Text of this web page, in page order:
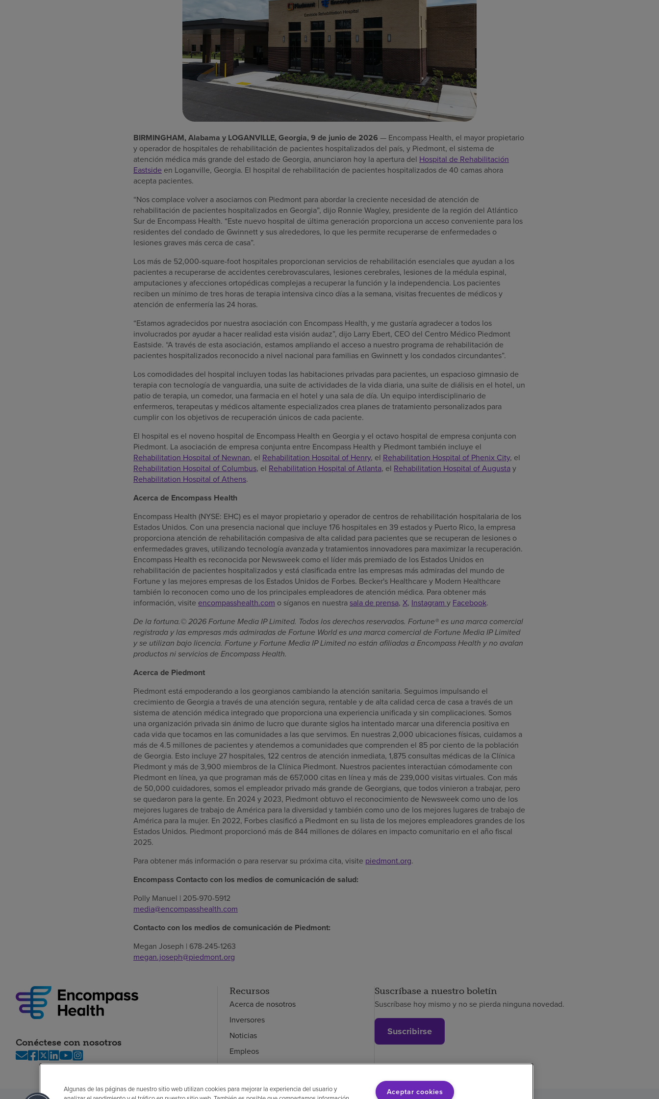
BIRMINGHAM, Alabama y LOGANVILLE, Georgia, 9 de junio de 2026 — Encompass Health, el mayor propietario
y operador de hospitales de rehabilitación de pacientes hospitalizados del país, y Piedmont, el sistema de
atención médica más grande del estado de Georgia, anunciaron hoy la apertura del Hospital de Rehabilitación
Eastside en Loganville, Georgia. El hospital de rehabilitación de pacientes hospitalizados de 40 camas ahora
acepta pacientes.
“Nos complace volver a asociarnos con Piedmont para abordar la creciente necesidad de atención de
rehabilitación de pacientes hospitalizados en Georgia”, dijo Ronnie Wagley, presidente de la región del Atlántico
Sur de Encompass Health. “Este nuevo hospital de última generación proporciona un acceso conveniente para los
residentes del condado de Gwinnett y sus alrededores, lo que les permite recuperarse de enfermedades o
lesiones graves más cerca de casa”.
Los más de 52,000-square-foot hospitales proporcionan servicios de rehabilitación esenciales que ayudan a los
pacientes a recuperarse de accidentes cerebrovasculares, lesiones cerebrales, lesiones de la médula espinal,
amputaciones y afecciones ortopédicas complejas a recuperar la función y la independencia. Los pacientes
reciben un mínimo de tres horas de terapia intensiva cinco días a la semana, visitas frecuentes de médicos y
atención de enfermería las 24 horas.
“Estamos agradecidos por nuestra asociación con Encompass Health, y me gustaría agradecer a todos los
involucrados por ayudar a hacer realidad esta visión audaz”, dijo Larry Ebert, CEO del Centro Médico Piedmont
Eastside. “A través de esta asociación, estamos ampliando el acceso a nuestro programa de rehabilitación de
pacientes hospitalizados reconocido a nivel nacional para familias en Gwinnett y los condados circundantes”.
Los comodidades del hospital incluyen todas las habitaciones privadas para pacientes, un espacioso gimnasio de
terapia con tecnología de vanguardia, una suite de actividades de la vida diaria, una suite de diálisis en el hotel, un
patio de terapia, un comedor, una farmacia en el hotel y una sala de día. Un equipo interdisciplinario de
enfermeros, terapeutas y médicos altamente especializados crea planes de tratamiento personalizados para
cumplir con los objetivos de recuperación únicos de cada paciente.
El hospital es el noveno hospital de Encompass Health en Georgia y el octavo hospital de empresa conjunta con
Piedmont. La asociación de empresa conjunta entre Encompass Health y Piedmont también incluye el
Rehabilitation Hospital of Newnan, el Rehabilitation Hospital of Henry, el Rehabilitation Hospital of Phenix City, el
Rehabilitation Hospital of Columbus, el Rehabilitation Hospital of Atlanta, el Rehabilitation Hospital of Augustay
Rehabilitation Hospital of Athens.
Acerca de Encompass Health
Encompass Health (NYSE: EHC) es el mayor propietario y operador de centros de rehabilitación hospitalaria de los
Estados Unidos. Con una presencia nacional que incluye 176 hospitales en 39 estados y Puerto Rico, la empresa
proporciona atención de rehabilitación compasiva de alta calidad para pacientes que se recuperan de lesiones o
enfermedades graves, utilizando tecnología avanzada y tratamientos innovadores para maximizar la recuperación.
Encompass Health es reconocida por Newsweek como el líder más premiado de los Estados Unidos en
rehabilitación de pacientes hospitalizados y está clasificada entre las empresas más admiradas del mundo de
Fortune y las mejores empresas de los Estados Unidos de Forbes. Becker's Healthcare y Modern Healthcare
también lo reconocen como uno de los principales empleadores de atención médica. Para obtener más
información, visite encompasshealth.com o síganos en nuestra sala de prensa, X, Instagram y Facebook.
De la fortuna.© 2026 Fortune Media IP Limited. Todos los derechos reservados. Fortune® es una marca comercial
registrada y las empresas más admiradas de Fortune World es una marca comercial de Fortune Media IP Limited
y se utilizan bajo licencia. Fortune y Fortune Media IP Limited no están afiliadas a Encompass Health y no avalan
productos ni servicios de Encompass Health.
Acerca de Piedmont
Piedmont está empoderando a los georgianos cambiando la atención sanitaria. Seguimos impulsando el
crecimiento de Georgia a través de una atención segura, rentable y de alta calidad cerca de casa a través de un
sistema de atención médica integrado que proporciona una experiencia unificada y sin complicaciones. Somos
una organización privada sin ánimo de lucro que durante siglos ha intentado marcar una diferencia positiva en
cada vida que tocamos en las comunidades a las que servimos. En nuestras 2,000 ubicaciones físicas, cuidamos a
más de 4.5 millones de pacientes y atendemos a comunidades que comprenden el 85 por ciento de la población
de Georgia. Esto incluye 27 hospitales, 122 centros de atención inmediata, 1,875 consultas médicas de la Clínica
Piedmont y más de 3,900 miembros de la Clínica Piedmont. Nuestros pacientes interactúan cómodamente con
Piedmont en línea, ya que programan más de 657,000 citas en línea y más de 239,000 visitas virtuales. Con más
de 50,000 cuidadores, somos el empleador privado más grande de Georgians, que todos vinieron a trabajar, pero
se quedaron para la gente. En 2024 y 2023, Piedmont obtuvo el reconocimiento de Newsweek como uno de los
mejores lugares de trabajo de América para la diversidad y también como uno de los mejores lugares de trabajo de
América para la mujer. En 2022, Forbes clasificó a Piedmont en su lista de los mejores empleadores grandes de los
Estados Unidos. Piedmont proporcionó más de 844 millones de dólares en impacto comunitario en el año fiscal
2025.
Para obtener más información o para reservar su próxima cita, visite piedmont.org.
Encompass Contacto con los medios de comunicación de salud:
Polly Manuel | 205-970-5912
media@encompasshealth.com
Contacto con los medios de comunicación de Piedmont:
Megan Joseph | 678-245-1263
megan.joseph@piedmont.org
Conéctese con nosotros
Recursos
Acerca de nosotros
Inversores
Noticias
Empleos
Empleados
Suscríbase a nuestro boletín
Suscríbase hoy mismo y no se pierda ninguna novedad.
Suscribirse
Algunas de las páginas de nuestro sitio web utilizan cookies para mejorar la experiencia del usuario y
Aceptar cookies